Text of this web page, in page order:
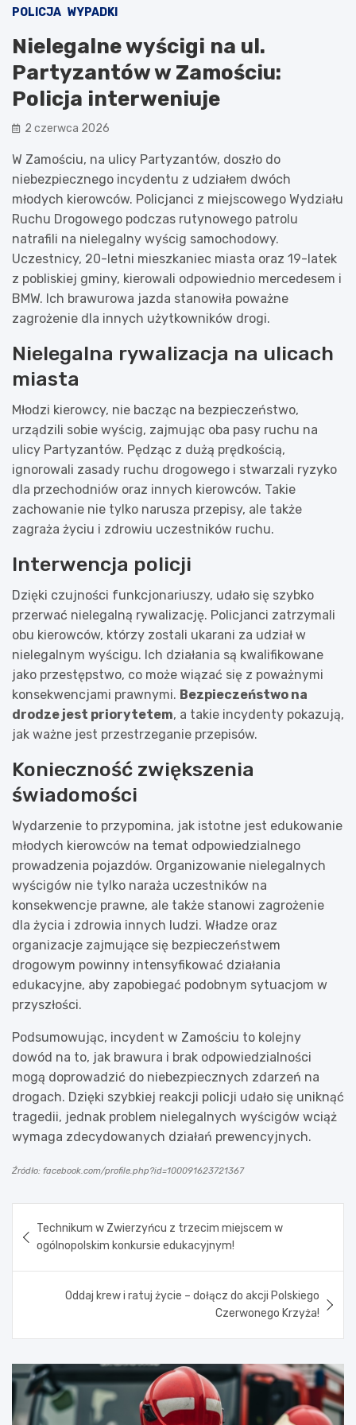
POLICJA WYPADKI
Nielegalne wyścigi na ul.
Partyzantów w Zamościu:
Policja interweniuje
2 czerwca 2026
W Zamościu, na ulicy Partyzantów, doszło do
niebezpiecznego incydentu z udziałem dwóch
młodych kierowców. Policjanci z miejscowego Wydziału
Ruchu Drogowego podczas rutynowego patrolu
natrafili na nielegalny wyścig samochodowy.
Uczestnicy, 20-letni mieszkaniec miasta oraz 19-latek
z pobliskiej gminy, kierowali odpowiednio mercedesem i
BMW. Ich brawurowa jazda stanowiła poważne
zagrożenie dla innych użytkowników drogi.
Nielegalna rywalizacja na ulicach
miasta
Młodzi kierowcy, nie bacząc na bezpieczeństwo,
urządzili sobie wyścig, zajmując oba pasy ruchu na
ulicy Partyzantów. Pędząc z dużą prędkością,
ignorowali zasady ruchu drogowego i stwarzali ryzyko
dla przechodniów oraz innych kierowców. Takie
zachowanie nie tylko narusza przepisy, ale także
zagraża życiu i zdrowiu uczestników ruchu.
Interwencja policji
Dzięki czujności funkcjonariuszy, udało się szybko
przerwać nielegalną rywalizację. Policjanci zatrzymali
obu kierowców, którzy zostali ukarani za udział w
nielegalnym wyścigu. Ich działania są kwalifikowane
jako przestępstwo, co może wiązać się z poważnymi
konsekwencjami prawnymi. Bezpieczeństwo na
drodze jest priorytetem, a takie incydenty pokazują,
jak ważne jest przestrzeganie przepisów.
Konieczność zwiększenia
świadomości
Wydarzenie to przypomina, jak istotne jest edukowanie
młodych kierowców na temat odpowiedzialnego
prowadzenia pojazdów. Organizowanie nielegalnych
wyścigów nie tylko naraża uczestników na
konsekwencje prawne, ale także stanowi zagrożenie
dla życia i zdrowia innych ludzi. Władze oraz
organizacje zajmujące się bezpieczeństwem
drogowym powinny intensyfikować działania
edukacyjne, aby zapobiegać podobnym sytuacjom w
przyszłości.
Podsumowując, incydent w Zamościu to kolejny
dowód na to, jak brawura i brak odpowiedzialności
mogą doprowadzić do niebezpiecznych zdarzeń na
drogach. Dzięki szybkiej reakcji policji udało się uniknąć
tragedii, jednak problem nielegalnych wyścigów wciąż
wymaga zdecydowanych działań prewencyjnych.
Źródło: facebook.com/profile.php?id=100091623721367
wpisu
Technikum w Zwierzyńcu z trzecim miejscem w
ogólnopolskim konkursie edukacyjnym!
Oddaj krew i ratuj życie – dołącz do akcji Polskiego
Czerwonego Krzyża!